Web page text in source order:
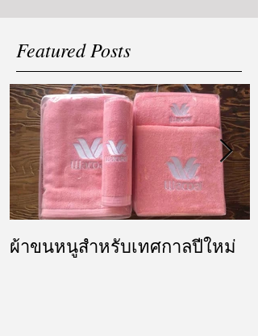
Featured Posts
ผ้าขนหนูสำหรับเทศกาลปีใหม่